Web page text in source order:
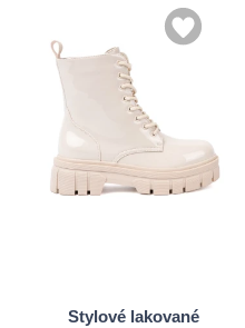
Stylové lakované